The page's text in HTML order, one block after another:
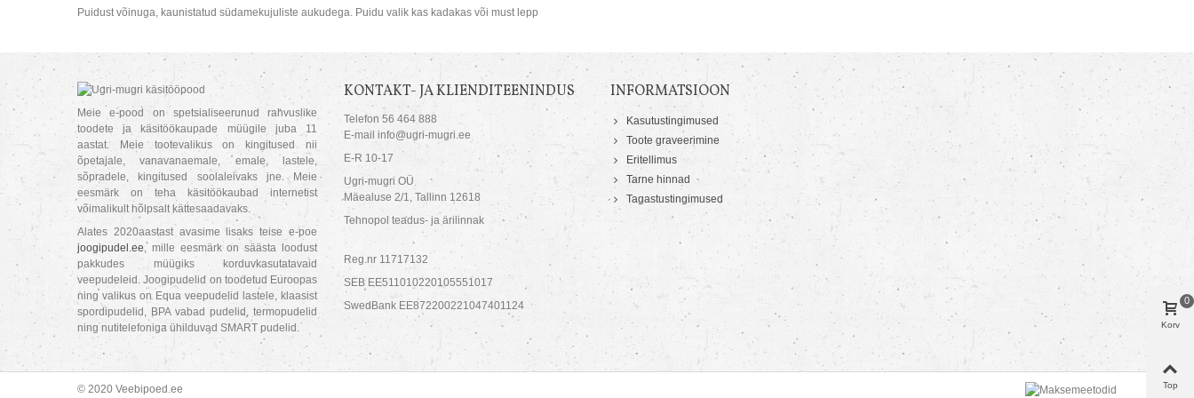
Puidust võinuga, kaunistatud südamekujuliste aukudega. Puidu valik kas kadakas või must lepp
Meie e-pood on spetsialiseerunud rahvuslike
toodete ja käsitöökaupade müügile juba 11
aastat. Meie tootevalikus on kingitused nii
õpetajale, vanavanaemale, emale, lastele,
sõpradele, kingitused soolaleivaks jne. Meie
eesmärk on teha käsitöökaubad internetist
võimalikult hõlpsalt kättesaadavaks.
Alates 2020aastast avasime lisaks teise e-poe
joogipudel.ee, mille eesmärk on säästa loodust
pakkudes müügiks korduvkasutatavaid
veepudeleid. Joogipudelid on toodetud Euroopas
ning valikus on Equa veepudelid lastele, klaasist
spordipudelid, BPA vabad pudelid, termopudelid
ning nutitelefoniga ühilduvad SMART pudelid.
KONTAKT- JA KLIENDITEENINDUS
Telefon 56 464 888
E-mail info@ugri-mugri.ee
E-R 10-17
Ugri-mugri OÜ
Mäealuse 2/1, Tallinn 12618
Tehnopol teadus- ja ärilinnak
Reg.nr 11717132
SEB EE511010220105551017
SwedBank EE872200221047401124
INFORMATSIOON
Kasutustingimused
Toote graveerimine
Eritellimus
Tarne hinnad
Tagastustingimused
© 2020 Veebipoed.ee
Korv
0
Top